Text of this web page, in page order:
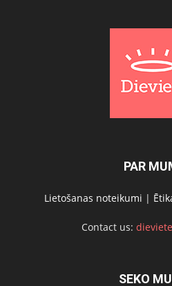
PAR
Lietošanas noteikumi |
Contact us:
SEKO